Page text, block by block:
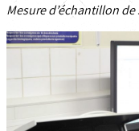
Mesure d’échantillon